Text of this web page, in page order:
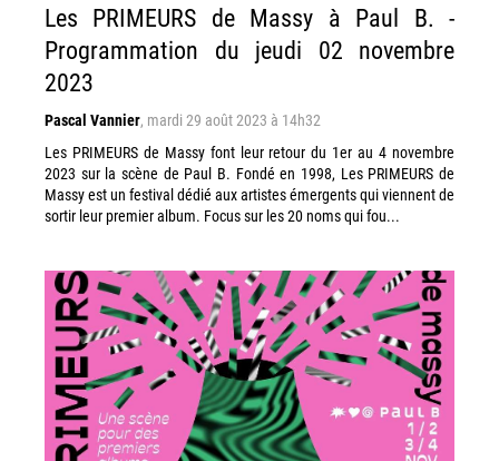
Les PRIMEURS de Massy à Paul B. -
Programmation du jeudi 02 novembre
2023
Pascal Vannier, mardi 29 août 2023 à 14h32
Les PRIMEURS de Massy font leur retour du 1er au 4 novembre
2023 sur la scène de Paul B. Fondé en 1998, Les PRIMEURS de
Massy est un festival dédié aux artistes émergents qui viennent de
sortir leur premier album. Focus sur les 20 noms qui fou...